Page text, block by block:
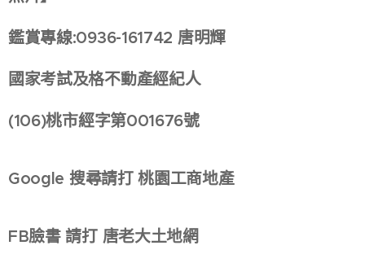
鑑賞專線:0936-161742 唐明輝
國家考試及格不動產經紀人
(106)桃市經字第001676號
Google 搜尋請打 桃園工商地產
FB臉書 請打 唐老大土地網